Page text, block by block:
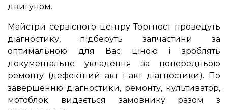
двигуном.
Майстри сервісного центру Торгпост проведуть
діагностику, підберуть запчастини за
оптимальною для Вас ціною і зроблять
документальне укладення за попередньою
ремонту (дефектний акт і акт діагностики). По
завершенню діагностики, ремонту, культиватор,
мотоблок видається замовнику разом з